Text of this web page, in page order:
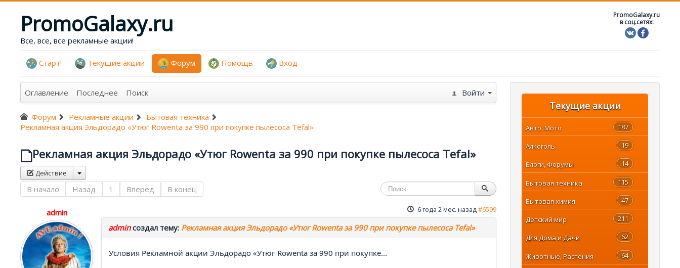
PromoGalaxy.ru
Все, все, все рекламные акции!
PromoGalaxy.ru
в соц.сетях:
Старт! Текущие акции Форум Помощь Вход
Оглавление Последнее Поиск Войти
Форум Рекламные акции
Бытовая техника
Рекламная акция Эльдорадо «Утюг Rowenta за 990 при покупке пылесоса Tefal»
Рекламная акция Эльдорадо «Утюг Rowenta за 990 при покупке пылесоса Tefal»
Действие
В начало Назад 1 Вперед В конец
admin 6 года 2 мес. назад#6599
adminсоздал тему: Рекламная акция Эльдорадо «Утюг Rowenta за 990 при покупке пылесоса Tefal»
Условия Рекламной акции Эльдорадо «Утюг Rowenta за 990 при покупке...
Текущие акции
187
Авто, Мото
19
Алкоголь
14
Блоги, Форумы
115
Бытовая техника
47
Бытовая химия
211
Детский мир
62
Для Дома и Дачи
64
Животные, Растения